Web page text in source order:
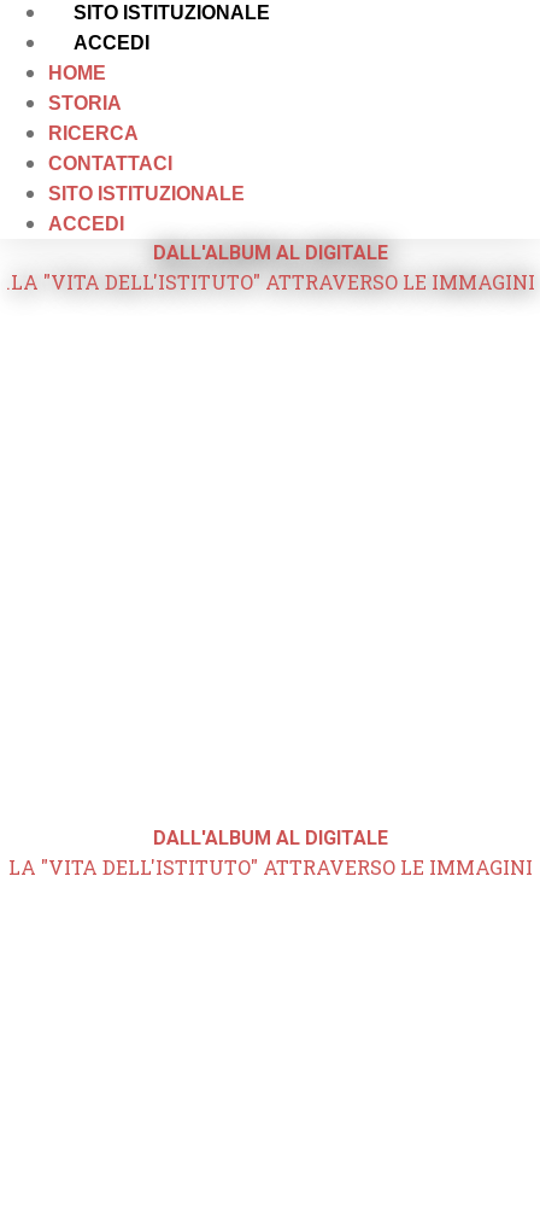
SITO ISTITUZIONALE
ACCEDI
HOME
STORIA
RICERCA
CONTATTACI
SITO ISTITUZIONALE
ACCEDI
DALL'ALBUM AL DIGITALE
.LA "VITA DELL'ISTITUTO" ATTRAVERSO LE IMMAGINI
DALL'ALBUM AL DIGITALE
LA "VITA DELL'ISTITUTO" ATTRAVERSO LE IMMAGINI